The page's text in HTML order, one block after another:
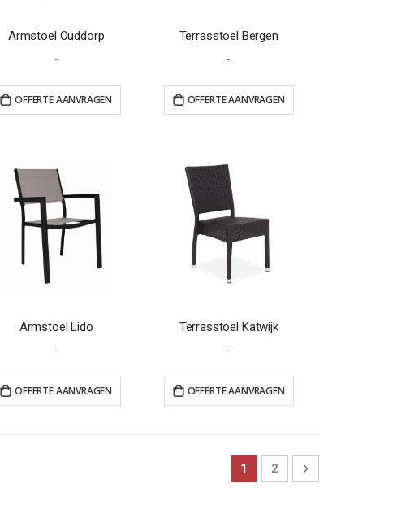
Armstoel Ouddorp
-
OFFERTE AANVRAGEN
Terrasstoel Bergen
-
OFFERTE AANVRAGEN
Armstoel Lido
-
OFFERTE AANVRAGEN
Terrasstoel Katwijk
-
OFFERTE AANVRAGEN
Page
You're currently reading
1 Page
2 Page
Next